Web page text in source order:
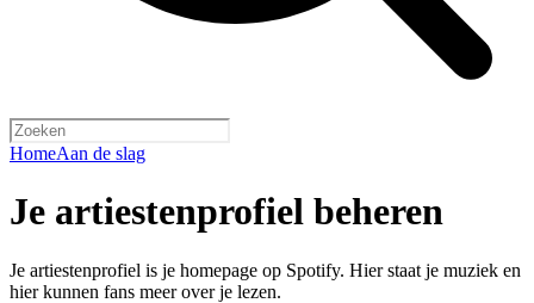
HomeAan de slag
Je artiestenprofiel beheren
Je artiestenprofiel is je homepage op Spotify. Hier staat je muziek en
hier kunnen fans meer over je lezen.